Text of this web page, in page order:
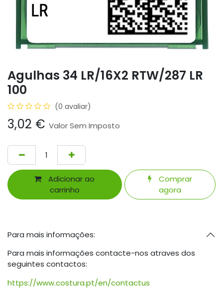
Agulhas 34 LR/16X2 RTW/287 LR
100
(0 avaliar)
3,02 € Valor Sem Imposto
Adicionar ao
carrinho
Comprar
agora
Para mais informações:
Para mais informações contacte-nos atraves dos
seguintes contactos:
https://www.costura.pt/en/contactus